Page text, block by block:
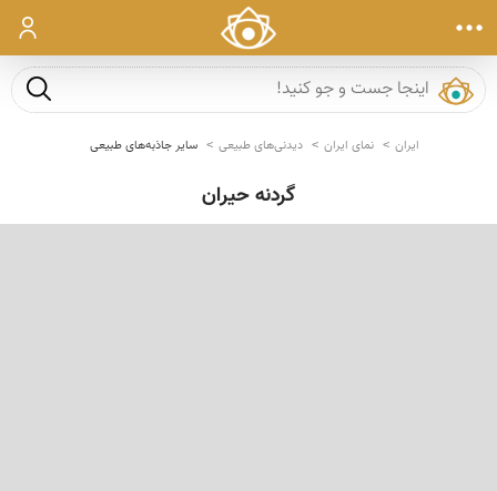
ورود
جست و
ایران نمای ایران دیدنی‌های طبیعی سایر جاذبه‌های طبیعی
گردنه حیران